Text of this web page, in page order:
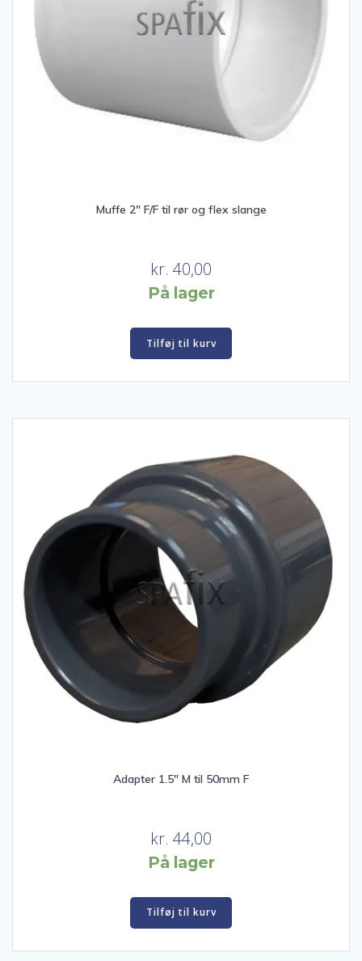
Muffe 2″ F/F til rør og flex slange
kr. 40,00
På lager
Tilføj til kurv
Adapter 1.5″ M til 50mm F
kr. 44,00
På lager
Tilføj til kurv